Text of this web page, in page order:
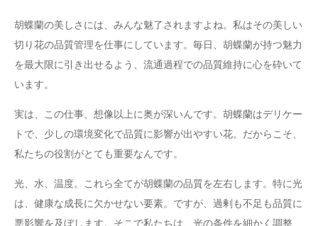
胡蝶蘭の美しさには、みんな魅了されますよね。私はその美しい
切り花の品質管理を仕事にしています。毎日、胡蝶蘭が持つ魅力
を最大限に引き出せるよう、流通過程での品質維持に心を砕いて
います。
実は、この仕事、想像以上に奥が深いんです。胡蝶蘭はデリケー
トで、少しの環境変化で品質に影響が出やすい花。だからこそ、
私たちの役割がとても重要なんです。
光、水、温度。これら全てが胡蝶蘭の品質を左右します。特に光
は、健康な成長に欠かせない要素。ですが、過剰も不足も品質に